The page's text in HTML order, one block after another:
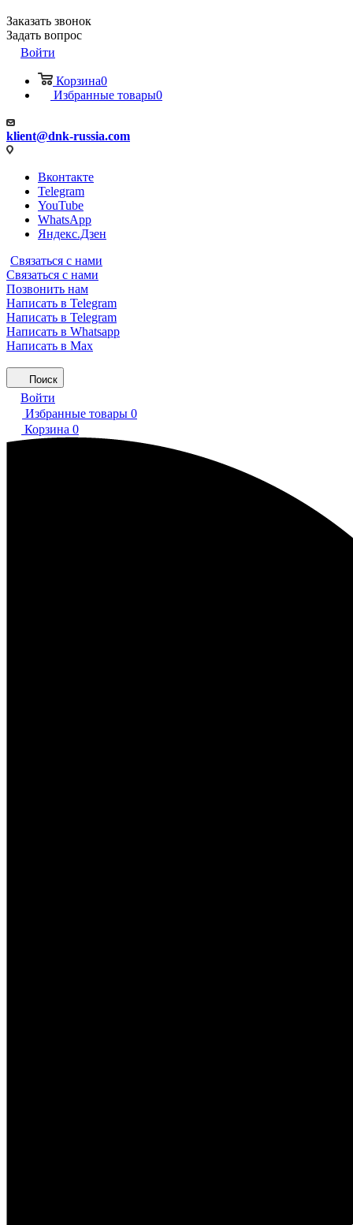
Заказать звонок
Задать вопрос
Войти
Корзина0
Избранные товары0
klient@dnk-russia.com
Вконтакте
Telegram
YouTube
WhatsApp
Яндекс.Дзен
Связаться с нами
Связаться с нами
Позвонить нам
Написать в Telegram
Написать в Telegram
Написать в Whatsapp
Написать в Max
Поиск
Войти
Избранные товары 0
Корзина 0